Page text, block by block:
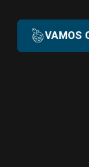
VAMOS